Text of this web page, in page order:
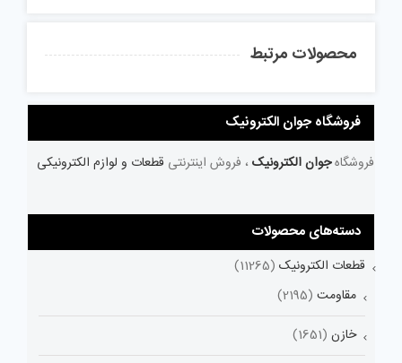
محصولات مرتبط
فروشگاه جوان الکترونیک
فروشگاهجوان الکترونیک ، فروش اینترنتی قطعات و لوازم الکترونیکی
دسته‌های محصولات
قطعات الکترونیک (11265)
مقاومت (2195)
خازن (1651)